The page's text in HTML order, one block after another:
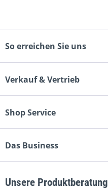
So erreichen Sie uns
Verkauf & Vertrieb
Shop Service
Das Business
Unsere Produktberatung